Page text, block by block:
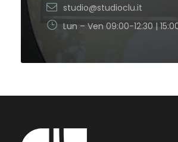
studio@studioclu.it
Lun – Ven 09:00-12:30 |